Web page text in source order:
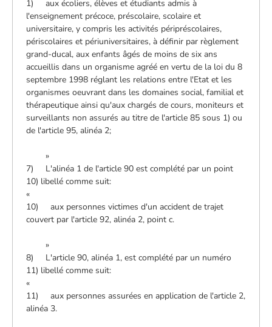
1) aux écoliers, élèves et étudiants admis à
l'enseignement précoce, préscolaire, scolaire et
universitaire, y compris les activités péripréscolaires,
périscolaires et périuniversitaires, à définir par règlement
grand-ducal, aux enfants âgés de moins de six ans
accueillis dans un organisme agréé en vertu de la loi du 8
septembre 1998 réglant les relations entre l'Etat et les
organismes oeuvrant dans les domaines social, familial et
thérapeutique ainsi qu'aux chargés de cours, moniteurs et
surveillants non assurés au titre de l'article 85 sous 1) ou
de l'article 95, alinéa 2;
»
7) L'alinéa 1 de l'article 90 est complété par un point
10) libellé comme suit:
«
10) aux personnes victimes d'un accident de trajet
couvert par l'article 92, alinéa 2, point c.
»
8) L'article 90, alinéa 1, est complété par un numéro
11) libellé comme suit:
«
11) aux personnes assurées en application de l'article 2,
alinéa 3.